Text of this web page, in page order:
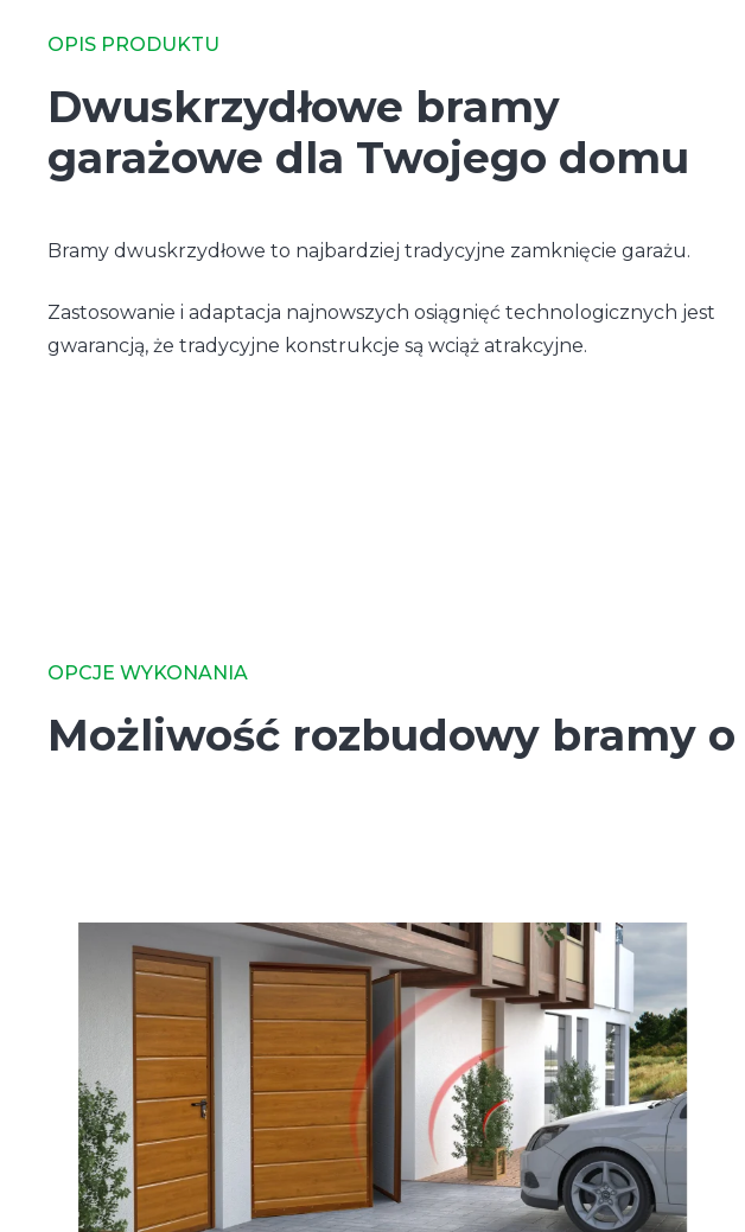
OPIS PRODUKTU
Dwuskrzydłowe bramy
garażowe dla Twojego domu
Bramy dwuskrzydłowe to najbardziej tradycyjne zamknięcie garażu.
Zastosowanie i adaptacja najnowszych osiągnięć technologicznych jest
gwarancją, że tradycyjne konstrukcje są wciąż atrakcyjne.
OPCJE WYKONANIA
Możliwość rozbudowy bramy